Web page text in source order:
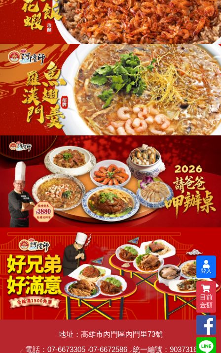
地址：高雄市內門區內門里73號
／ 電話： 07-6673305 ‧07-6672586 ／統一編號：90373162
登入
目前
金額